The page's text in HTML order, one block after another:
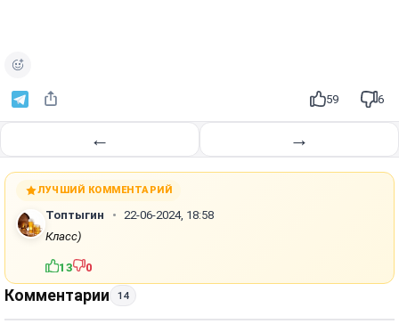
и
59 6
← →
ЛУЧШИЙ КОММЕНТАРИЙ
Топтыгин
22-06-2024, 18:58
Класс)
13 0
Комментарии 14